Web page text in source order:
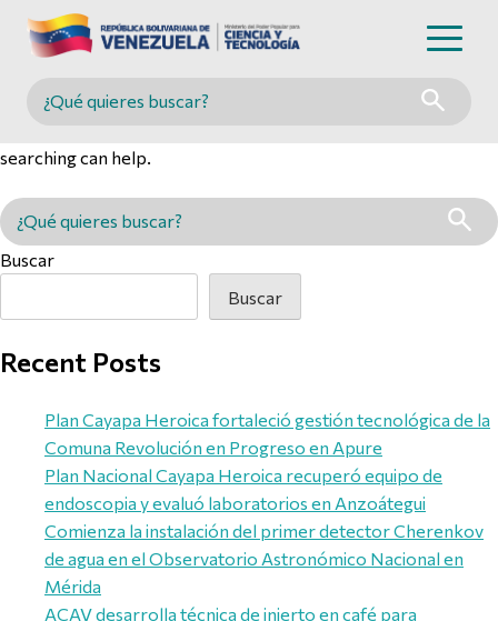
Buscar en MINCYT
searching can help.
Buscar en MINCYT
Buscar
Buscar
Recent Posts
Plan Cayapa Heroica fortaleció gestión tecnológica de la
Comuna Revolución en Progreso en Apure
Plan Nacional Cayapa Heroica recuperó equipo de
endoscopia y evaluó laboratorios en Anzoátegui
Comienza la instalación del primer detector Cherenkov
de agua en el Observatorio Astronómico Nacional en
Mérida
ACAV desarrolla técnica de injerto en café para